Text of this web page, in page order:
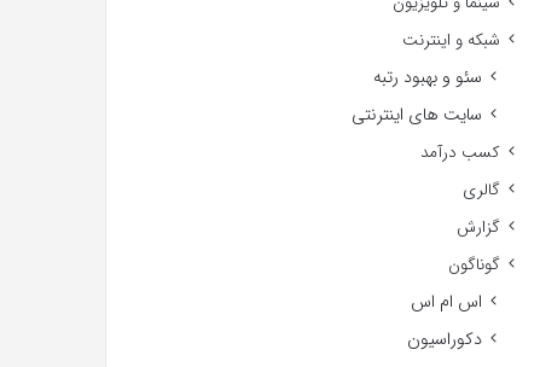
شبکه و اینترنت
سئو و بهبود رتبه
سایت های اینترنتی
کسب درآمد
گالری
گزارش
گوناگون
اس ام اس
دکوراسیون